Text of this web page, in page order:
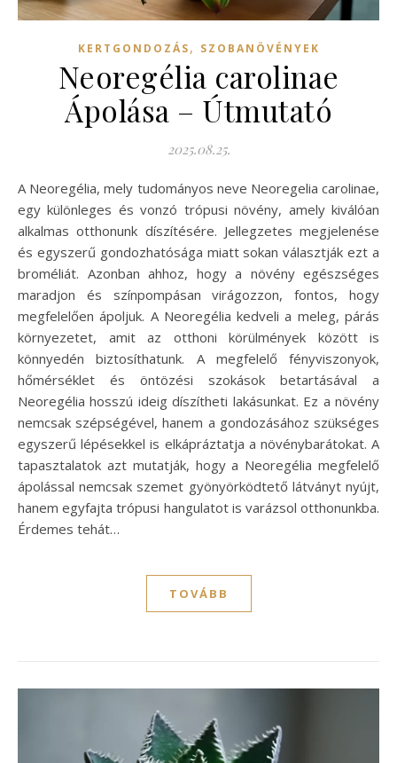
KERTGONDOZÁS, SZOBANÖVÉNYEK
Neoregélia carolinae
Ápolása – Útmutató
2025.08.25.
A Neoregélia, mely tudományos neve Neoregelia carolinae,
egy különleges és vonzó trópusi növény, amely kiválóan
alkalmas otthonunk díszítésére. Jellegzetes megjelenése
és egyszerű gondozhatósága miatt sokan választják ezt a
broméliát. Azonban ahhoz, hogy a növény egészséges
maradjon és színpompásan virágozzon, fontos, hogy
megfelelően ápoljuk. A Neoregélia kedveli a meleg, párás
környezetet, amit az otthoni körülmények között is
könnyedén biztosíthatunk. A megfelelő fényviszonyok,
hőmérséklet és öntözési szokások betartásával a
Neoregélia hosszú ideig díszítheti lakásunkat. Ez a növény
nemcsak szépségével, hanem a gondozásához szükséges
egyszerű lépésekkel is elkápráztatja a növénybarátokat. A
tapasztalatok azt mutatják, hogy a Neoregélia megfelelő
ápolással nemcsak szemet gyönyörködtető látványt nyújt,
hanem egyfajta trópusi hangulatot is varázsol otthonunkba.
Érdemes tehát…
TOVÁBB